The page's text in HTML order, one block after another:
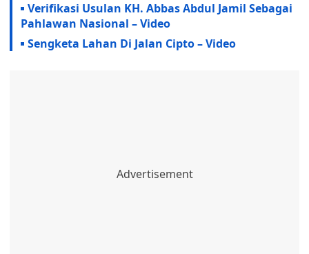
Verifikasi Usulan KH. Abbas Abdul Jamil Sebagai
Pahlawan Nasional – Video
Sengketa Lahan Di Jalan Cipto – Video